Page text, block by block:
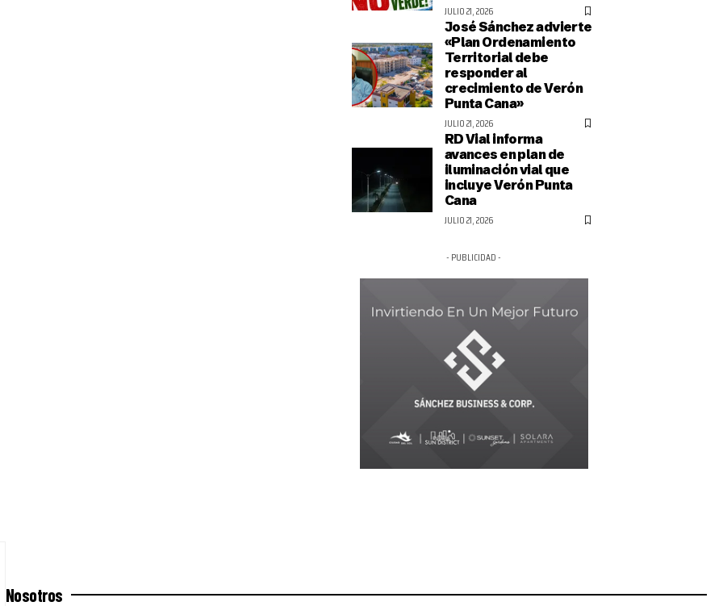
JULIO 21, 2026
José Sánchez advierte
«Plan Ordenamiento
Territorial debe
responder al
crecimiento de Verón
Punta Cana»
JULIO 21, 2026
RD Vial informa
avances en plan de
iluminación vial que
incluye Verón Punta
Cana
JULIO 21, 2026
- PUBLICIDAD -
Nosotros